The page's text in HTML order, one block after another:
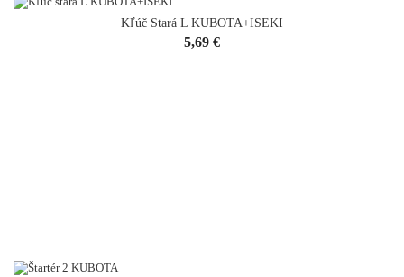
Kľúč Stará L KUBOTA+ISEKI
Cena
5,69 €